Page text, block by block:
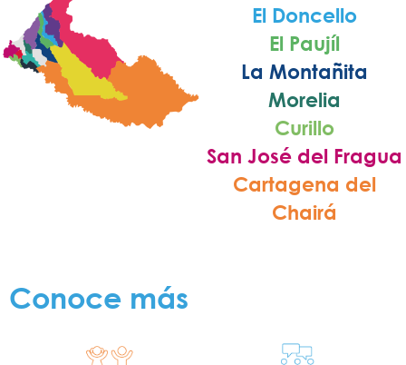
El Doncello
El Paujíl
La Montañita
Morelia
Curillo
San José del Fragua
Cartagena del
Chairá
Conoce más